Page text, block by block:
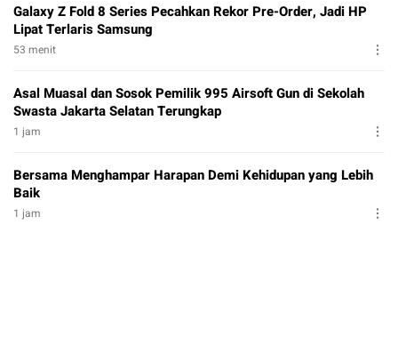
Galaxy Z Fold 8 Series Pecahkan Rekor Pre-Order, Jadi HP
Lipat Terlaris Samsung
53 menit
Asal Muasal dan Sosok Pemilik 995 Airsoft Gun di Sekolah
Swasta Jakarta Selatan Terungkap
1 jam
Bersama Menghampar Harapan Demi Kehidupan yang Lebih
Baik
1 jam